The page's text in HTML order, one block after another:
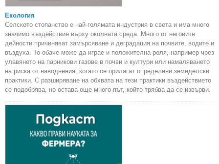
Екология
Селското стопанство е най-голямата индустрия в света и има много
значимо въздействие върху околната среда. Много от неговите
дейности причиняват замърсяване и деградация на почвите, водите и
въздуха. То обаче може да играе и положителна роля, например чрез
улавянето на парникови газове в почви и култури или намаляването
на риска от наводнения, когато се прилагат определени земеделски
практики. С разширяване на обхвата на тези практики въздействието
се подобрява, но остава още много път, който трябва да се извърви.